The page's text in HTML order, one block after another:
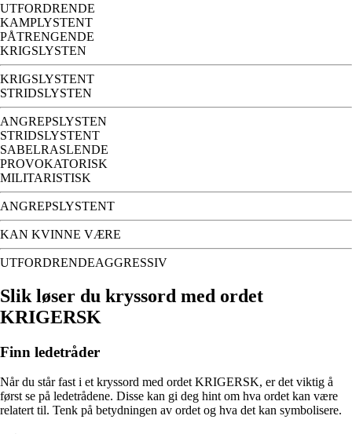
UTFORDRENDE
KAMPLYSTENT
PÅTRENGENDE
KRIGSLYSTEN
KRIGSLYSTENT
STRIDSLYSTEN
ANGREPSLYSTEN
STRIDSLYSTENT
SABELRASLENDE
PROVOKATORISK
MILITARISTISK
ANGREPSLYSTENT
KAN KVINNE VÆRE
UTFORDRENDEAGGRESSIV
Slik løser du kryssord med ordet
KRIGERSK
Finn ledetråder
Når du står fast i et kryssord med ordet KRIGERSK, er det viktig å
først se på ledetrådene. Disse kan gi deg hint om hva ordet kan være
relatert til. Tenk på betydningen av ordet og hva det kan symbolisere.